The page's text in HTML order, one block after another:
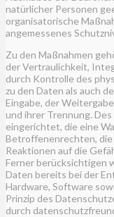
natürlicher Personen
organisatorische
angemessenes
Zu den Maßnahmen
der Vertraulichkeit,
durch Kontrolle des
zu den Daten als auch
Eingabe, der
und ihrer Trennung.
eingerichtet, die eine
Betroffenenrechten, die
Reaktionen auf die
Ferner berücksichtigen
Daten bereits bei der
Hardware, Software
Prinzip des
durch